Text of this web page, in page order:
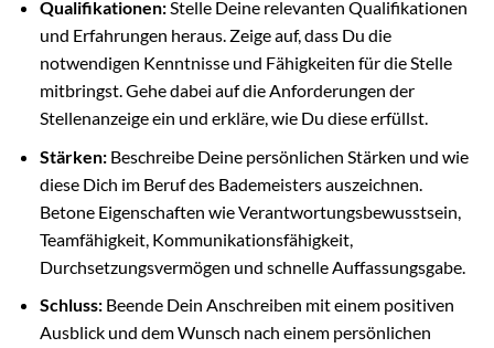
Qualifikationen:Stelle Deine relevanten Qualifikationen
und Erfahrungen heraus. Zeige auf, dass Du die
notwendigen Kenntnisse und Fähigkeiten für die Stelle
mitbringst. Gehe dabei auf die Anforderungen der
Stellenanzeige ein und erkläre, wie Du diese erfüllst.
Stärken:Beschreibe Deine persönlichen Stärken und wie
diese Dich im Beruf des Bademeisters auszeichnen.
Betone Eigenschaften wie Verantwortungsbewusstsein,
Teamfähigkeit, Kommunikationsfähigkeit,
Durchsetzungsvermögen und schnelle Auffassungsgabe.
Schluss:Beende Dein Anschreiben mit einem positiven
Ausblick und dem Wunsch nach einem persönlichen